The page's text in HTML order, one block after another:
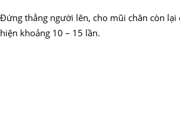
Đứng thẳng người lên, cho mũi chân còn lại
hiện khoảng 10 – 15 lần.